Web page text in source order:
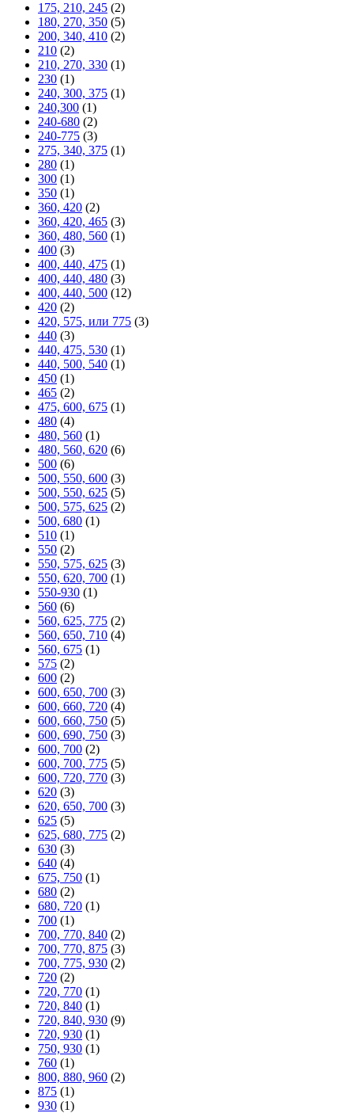
175, 210, 245 (2)
180, 270, 350 (5)
200, 340, 410 (2)
210 (2)
210, 270, 330 (1)
230 (1)
240, 300, 375 (1)
240,300 (1)
240-680 (2)
240-775 (3)
275, 340, 375 (1)
280 (1)
300 (1)
350 (1)
360, 420 (2)
360, 420, 465 (3)
360, 480, 560 (1)
400 (3)
400, 440, 475 (1)
400, 440, 480 (3)
400, 440, 500 (12)
420 (2)
420, 575, или 775 (3)
440 (3)
440, 475, 530 (1)
440, 500, 540 (1)
450 (1)
465 (2)
475, 600, 675 (1)
480 (4)
480, 560 (1)
480, 560, 620 (6)
500 (6)
500, 550, 600 (3)
500, 550, 625 (5)
500, 575, 625 (2)
500, 680 (1)
510 (1)
550 (2)
550, 575, 625 (3)
550, 620, 700 (1)
550-930 (1)
560 (6)
560, 625, 775 (2)
560, 650, 710 (4)
560, 675 (1)
575 (2)
600 (2)
600, 650, 700 (3)
600, 660, 720 (4)
600, 660, 750 (5)
600, 690, 750 (3)
600, 700 (2)
600, 700, 775 (5)
600, 720, 770 (3)
620 (3)
620, 650, 700 (3)
625 (5)
625, 680, 775 (2)
630 (3)
640 (4)
675, 750 (1)
680 (2)
680, 720 (1)
700 (1)
700, 770, 840 (2)
700, 770, 875 (3)
700, 775, 930 (2)
720 (2)
720, 770 (1)
720, 840 (1)
720, 840, 930 (9)
720, 930 (1)
750, 930 (1)
760 (1)
800, 880, 960 (2)
875 (1)
930 (1)